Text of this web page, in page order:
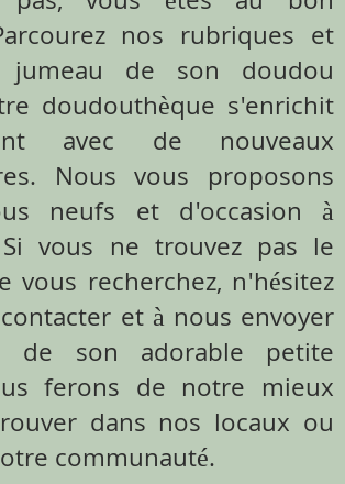
nos rubriques et
de son doudou
doudouthèque s'enrichit
avec de nouveaux
Nous vous proposons
neufs et d'occasion à
vous ne trouvez pas le
vous recherchez, n'hésitez
et à nous envoyer
de son adorable petite
ferons de notre mieux
dans nos locaux ou
communauté.